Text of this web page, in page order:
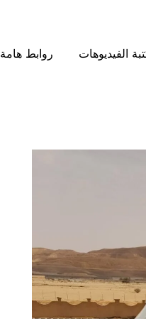
الفيديوهات روابط هامة